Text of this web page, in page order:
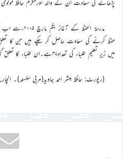
پڑھانے کی سعادت ان کے والد اورمکرم حافظ مولوی
میں زیرِ تعلیم طلباء کی تعداد۳۷ہے۔ان طلباء کا تعلق گھانا،گنی بساؤ اور کینیڈا سے ہے۔
(رپورٹ: حافظ مبشر احمد جاوید(مربی سلسلہ)۔